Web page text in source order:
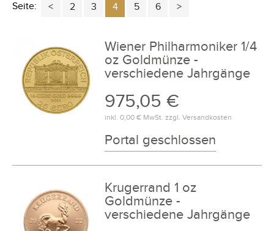
Seite: 2 3 4 5 6
Wiener Philharmoniker 1/4
oz Goldmünze -
verschiedene Jahrgänge
975,05 €
inkl. 0,00 €MwSt. zzgl. Versandkosten
Portal geschlossen
Krugerrand 1 oz
Goldmünze -
verschiedene Jahrgänge